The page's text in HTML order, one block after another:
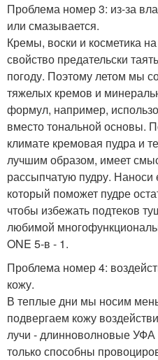
Проблема номер 3: из-за
или смазывается.
Кремы, воски и косметика
свойство предательски
погоду. Поэтому летом мы
тяжелых кремов и
формул, например,
вместо тональной основы.
климате кремовая пудра и
лучшим образом, имеет
рассыпчатую пудру.
который поможет пудре
чтобы избежать подтеков
любимой
ONE 5-в - 1.
Проблема номер 4:
кожу.
В теплые дни мы носим
подвергаем кожу
лучи - длинноволновые
только способны